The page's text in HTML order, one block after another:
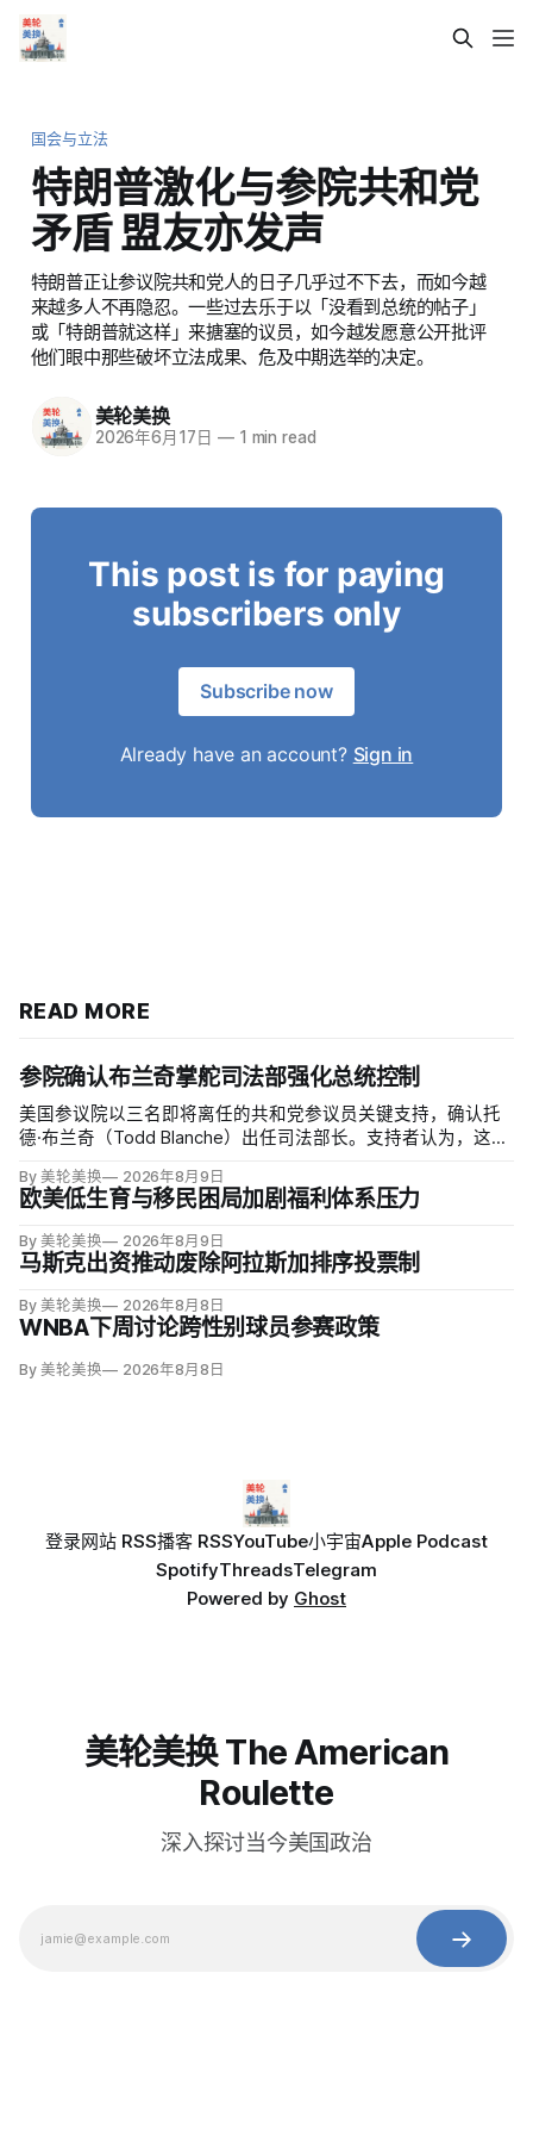
国会与立法
特朗普激化与参院共和党
矛盾 盟友亦发声
特朗普正让参议院共和党人的日子几乎过不下去，而如今越
来越多人不再隐忍。一些过去乐于以「没看到总统的帖子」
或「特朗普就这样」来搪塞的议员，如今越发愿意公开批评
他们眼中那些破坏立法成果、危及中期选举的决定。
美轮美换
2026年6月17日 —1 min read
This post is for paying
subscribers only
Subscribe now
Already have an account? Sign in
READ MORE
参院确认布兰奇掌舵司法部强化总统控制
美国参议院以三名即将离任的共和党参议员关键支持，确认托
德·布兰奇（Todd Blanche）出任司法部长。支持者认为，这位
冲动；
By 美轮美换 2026年8月9日
欧美低生育与移民困局加剧福利体系压力
By 美轮美换 2026年8月9日
马斯克出资推动废除阿拉斯加排序投票制
By 美轮美换 2026年8月8日
WNBA下周讨论跨性别球员参赛政策
By 美轮美换 2026年8月8日
登录网站 RSS播客 RSSYouTube小宇宙Apple Podcast
SpotifyThreadsTelegram
Powered by Ghost
美轮美换 The American
Roulette
深入探讨当今美国政治